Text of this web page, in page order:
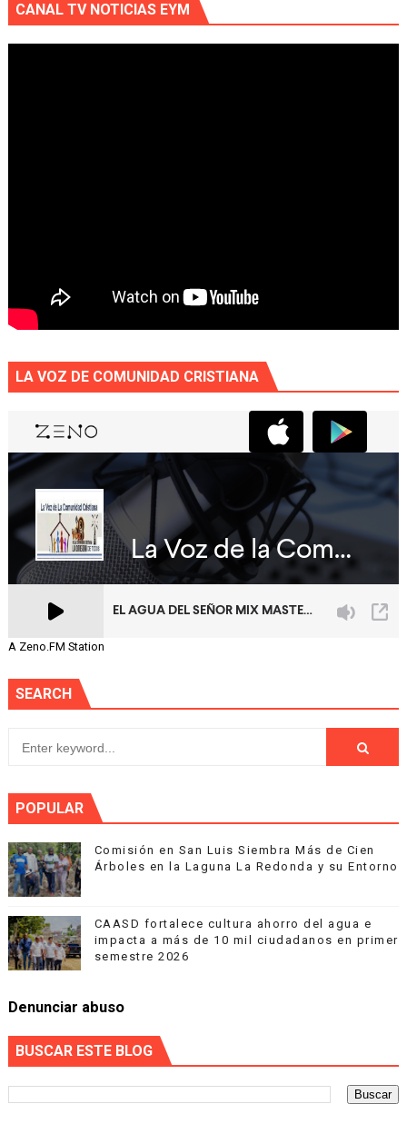
CANAL TV NOTICIAS EYM
LA VOZ DE COMUNIDAD CRISTIANA
A Zeno.FM Station
SEARCH
POPULAR
Comisión en San Luis Siembra Más de Cien
Árboles en la Laguna La Redonda y su Entorno
CAASD fortalece cultura ahorro del agua e
impacta a más de 10 mil ciudadanos en primer
semestre 2026
Denunciar abuso
BUSCAR ESTE BLOG